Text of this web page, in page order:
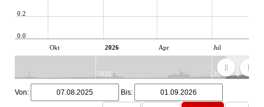
Okt 2026 Apr Jul
0.0
0.2
2020 2025
JS chart by amCharts
Von: Bis: